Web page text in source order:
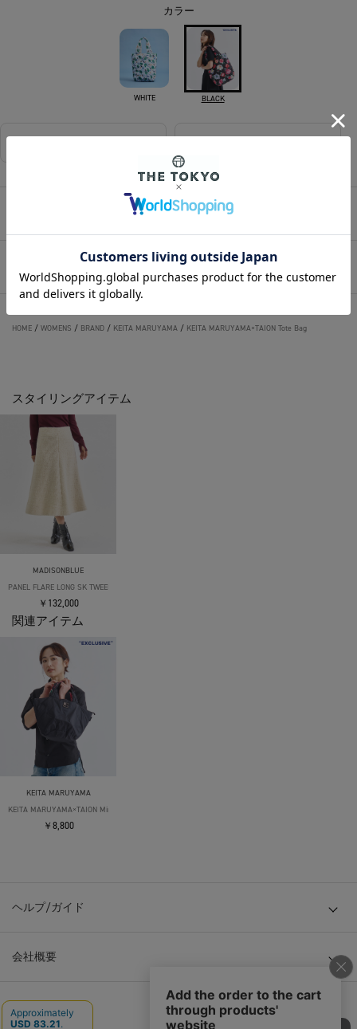
カラー
WHITE BLACK
アイテム説明
HOME / WOMENS / BRAND / KEITA MARUYAMA / KEITA MARUYAMA×TAION Tote Bag
スタイリングアイテム
MADISONBLUE
PANEL FLARE LONG SK TWEED
￥132,000
関連アイテム
KEITA MARUYAMA
KEITA MARUYAMA×TAION Mini Tote Bag
￥8,800
ヘルプ/ガイド
会社概要